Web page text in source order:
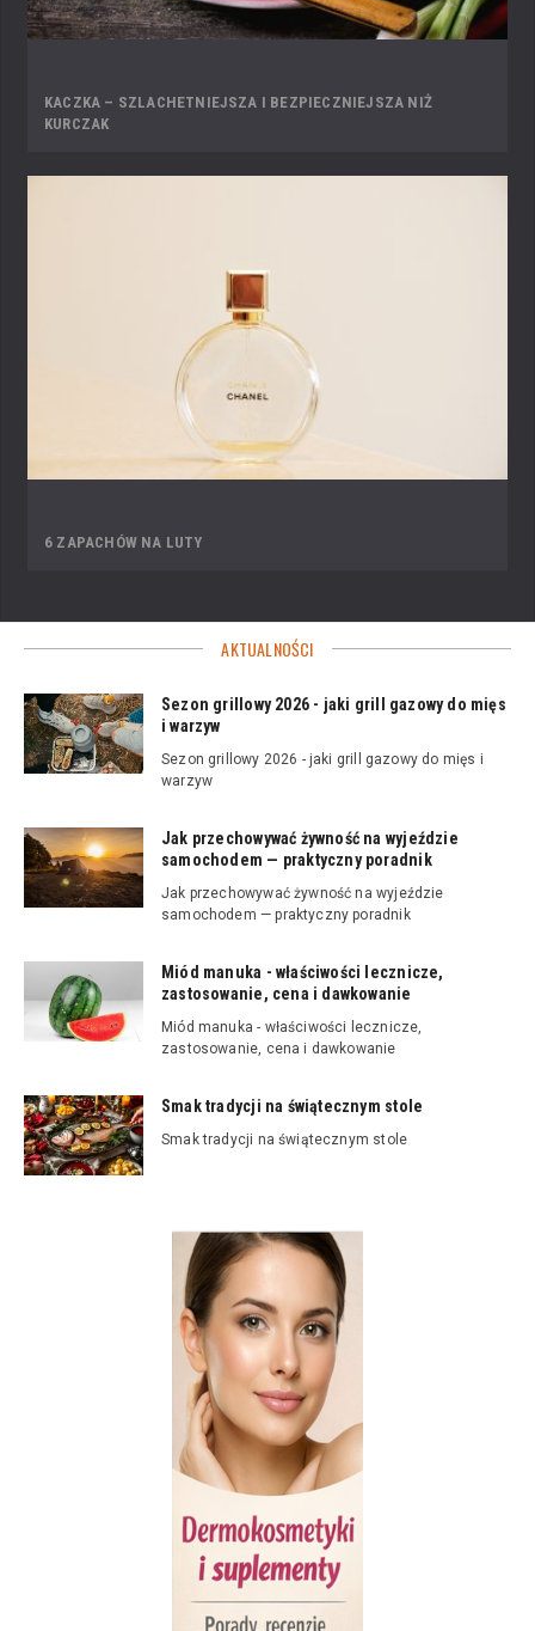
KACZKA – SZLACHETNIEJSZA I BEZPIECZNIEJSZA NIŻ
KURCZAK
6 ZAPACHÓW NA LUTY
AKTUALNOŚCI
Sezon grillowy 2026 - jaki grill gazowy do mięs
i warzyw
Sezon grillowy 2026 - jaki grill gazowy do mięs i
warzyw
Jak przechowywać żywność na wyjeździe
samochodem — praktyczny poradnik
Jak przechowywać żywność na wyjeździe
samochodem — praktyczny poradnik
Miód manuka - właściwości lecznicze,
zastosowanie, cena i dawkowanie
Miód manuka - właściwości lecznicze,
zastosowanie, cena i dawkowanie
Smak tradycji na świątecznym stole
Smak tradycji na świątecznym stole